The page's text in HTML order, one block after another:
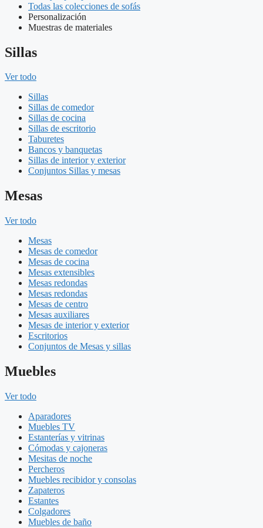
Todas las colecciones de sofás
Personalización
Muestras de materiales
Sillas
Ver todo
Sillas
Sillas de comedor
Sillas de cocina
Sillas de escritorio
Taburetes
Bancos y banquetas
Sillas de interior y exterior
Conjuntos Sillas y mesas
Mesas
Ver todo
Mesas
Mesas de comedor
Mesas de cocina
Mesas extensibles
Mesas redondas
Mesas redondas
Mesas de centro
Mesas auxiliares
Mesas de interior y exterior
Escritorios
Conjuntos de Mesas y sillas
Muebles
Ver todo
Aparadores
Muebles TV
Estanterías y vitrinas
Cómodas y cajoneras
Mesitas de noche
Percheros
Muebles recibidor y consolas
Zapateros
Estantes
Colgadores
Muebles de baño